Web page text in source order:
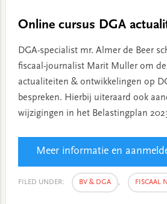
Online cursus DGA
DGA-specialist mr. Almer de Beer
fiscaal-journalist Marit Muller om
actualiteiten & ontwikkelingen op
bespreken. Hierbij uiteraard ook
wijzigingen in het Belastingplan
Meer informatie en
FILED UNDER: BV & DGA , FISCAAL